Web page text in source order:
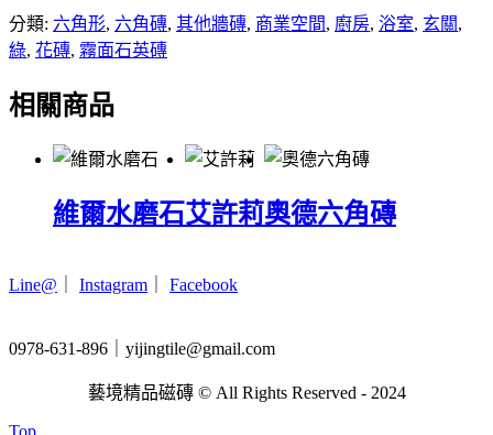
分類: 六角形, 六角磚, 其他牆磚, 商業空間, 廚房, 浴室, 玄關,
綠, 花磚, 霧面石英磚
相關商品
維爾水磨石艾許莉奧德六角磚
Line@ Instagram Facebook
0978-631-896｜yijingtile@gmail.com
藝境精品磁磚 © All Rights Reserved - 2024